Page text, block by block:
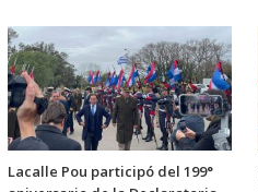
Lacalle Pou participó del 199°